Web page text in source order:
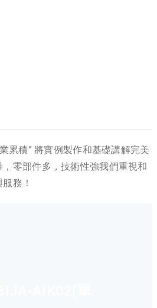
累積” 將實例製作和基礎講解完美
零部件多，技術性強我們重視和
務！